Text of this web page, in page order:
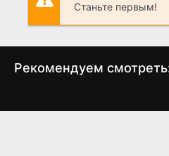
Станьте первым!
Рекомендуем